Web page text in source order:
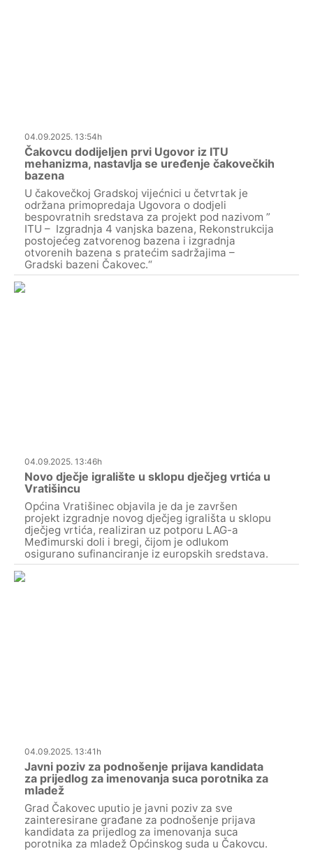
04.09.2025. 13:54h
Čakovcu dodijeljen prvi Ugovor iz ITU
mehanizma, nastavlja se uređenje čakovečkih
bazena
U čakovečkoj Gradskoj vijećnici u četvrtak je
održana primopredaja Ugovora o dodjeli
bespovratnih sredstava za projekt pod nazivom ”
ITU – Izgradnja 4 vanjska bazena, Rekonstrukcija
postojećeg zatvorenog bazena i izgradnja
otvorenih bazena s pratećim sadržajima –
Gradski bazeni Čakovec.“
04.09.2025. 13:46h
Novo dječje igralište u sklopu dječjeg vrtića u
Vratišincu
Općina Vratišinec objavila je da je završen
projekt izgradnje novog dječjeg igrališta u sklopu
dječjeg vrtića, realiziran uz potporu LAG-a
Međimurski doli i bregi, čijom je odlukom
osigurano sufinanciranje iz europskih sredstava.
04.09.2025. 13:41h
Javni poziv za podnošenje prijava kandidata
za prijedlog za imenovanja suca porotnika za
mladež
Grad Čakovec uputio je javni poziv za sve
zainteresirane građane za podnošenje prijava
kandidata za prijedlog za imenovanja suca
porotnika za mladež Općinskog suda u Čakovcu.